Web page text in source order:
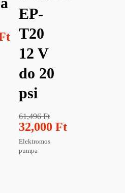
EP-
T20
12 V
do 20
psi
61,496Ft
32,000 Ft
Elektromos
pumpa